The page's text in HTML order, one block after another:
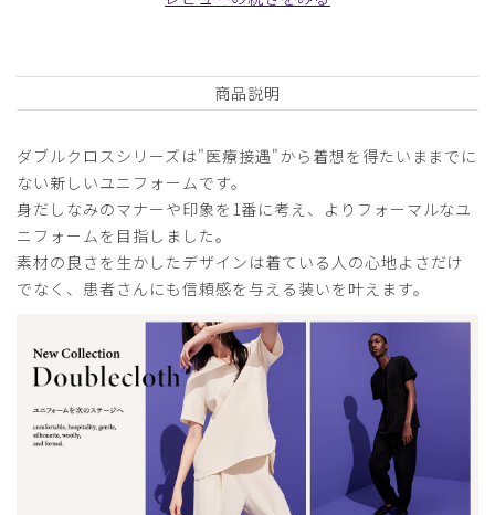
のは難しいです。
商品：L55レディース:スクラブトップス・ダブルクロ
役に立った 6
商品説明
ダブルクロスシリーズは"医療接遇"から着想を得たいままでに
ない新しいユニフォームです。
身だしなみのマナーや印象を1番に考え、よりフォーマルなユ
ニフォームを目指しました。
素材の良さを生かしたデザインは着ている人の心地よさだけ
でなく、患者さんにも信頼感を与える装いを叶えます。